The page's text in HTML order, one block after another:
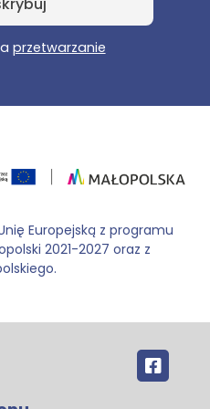
przetwarzanie
Europejską z programu
2021-2027 oraz z